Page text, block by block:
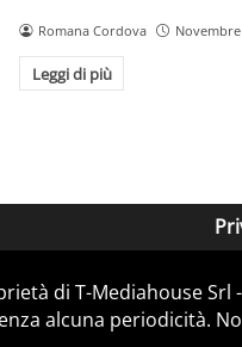
Romana Cordova
Leggi di più
di T-Mediahouse Srl
alcuna periodicità.